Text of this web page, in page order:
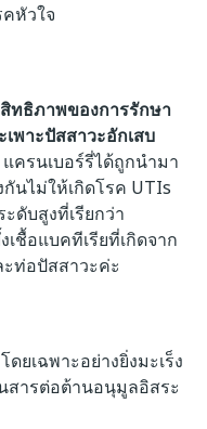
หัวใจ
ทธิภาพของการรักษา
พาะปัสสาวะอักเสบ
ครนเบอร์รี่ได้ถูกนำมา
นไม่ให้เกิดโรค UTIs
ดับสูงที่เรียกว่า
เชื้อแบคทีเรียที่เกิดจาก
ะท่อปัสสาวะค่ะ
โดยเฉพาะอย่างยิ่งมะเร็ง
สารต่อต้านอนุมูลอิสระ